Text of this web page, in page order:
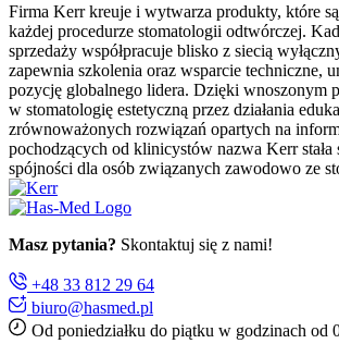
Firma Kerr kreuje i wytwarza produkty, które
każdej procedurze stomatologii odtwórczej.
sprzedaży współpracuje blisko z siecią
zapewnia szkolenia oraz wsparcie techniczne,
pozycję globalnego lidera. Dzięki wnoszonym
w stomatologię estetyczną przez działania
zrównoważonych rozwiązań opartych na
pochodzących od klinicystów nazwa Kerr stała
spójności dla osób związanych zawodowo ze
Masz pytania? Skontaktuj się z nami!
+48 33 812 29 64
biuro@hasmed.pl
Od poniedziałku do piątku w godzinach od